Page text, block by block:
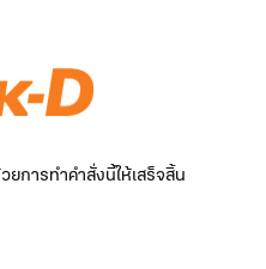
การทำคำสั่งนี้ให้เสร็จสิ้น